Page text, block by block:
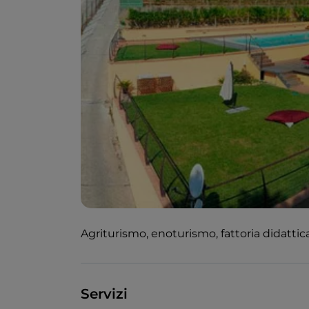
Agriturismo, enoturismo, fattoria
Servizi